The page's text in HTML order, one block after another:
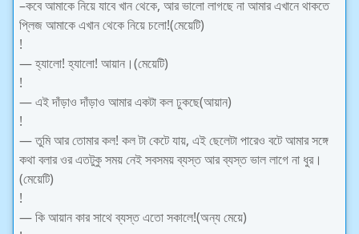
–কবে আমাকে নিয়ে যাবে খান থেকে, আর ভালো লাগছে না আমার এখানে থাকতে
প্লিজ আমাকে এখান থেকে নিয়ে চলো!(মেয়েটি)
!
— হ্যালো! হ্যালো! আয়ান।(মেয়েটি)
!
— এই দাঁড়াও দাঁড়াও আমার একটা কল ঢুকছে(আয়ান)
!
— তুমি আর তোমার কল! কল টা কেটে যায়, এই ছেলেটা পারেও বটে আমার সঙ্গে
কথা বলার ওর এতটুকু সময় নেই সবসময় ব্যস্ত আর ব্যস্ত ভাল লাগে না ধুর।
(মেয়েটি)
!
— কি আয়ান কার সাথে ব্যস্ত এতো সকালে!(অন্য মেয়ে)